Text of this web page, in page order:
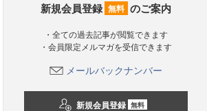
新規会員登録 無料 のご案内
・全ての過去記事が閲覧できます
・会員限定メルマガを受信できます
メールバックナンバー
新規会員登録 無料